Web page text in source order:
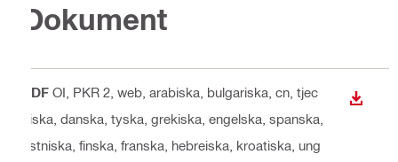
Dokument
PDF OI, PKR 2, web , arabiska, bulgariska, cn, tjec
kiska, danska, tyska, grekiska, engelska, spanska,
estniska, finska, franska, hebreiska, kroatiska, ung
LADDA